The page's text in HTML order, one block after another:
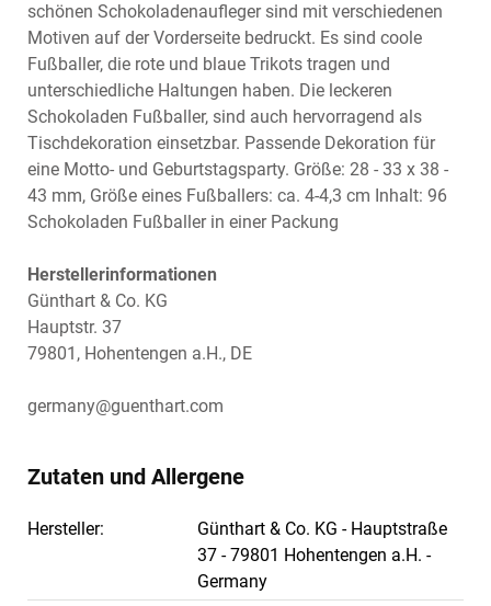
schönen Schokoladenaufleger sind mit verschiedenen
Motiven auf der Vorderseite bedruckt. Es sind coole
Fußballer, die rote und blaue Trikots tragen und
unterschiedliche Haltungen haben. Die leckeren
Schokoladen Fußballer, sind auch hervorragend als
Tischdekoration einsetzbar. Passende Dekoration für
eine Motto- und Geburtstagsparty. Größe: 28 - 33 x 38 -
43 mm, Größe eines Fußballers: ca. 4-4,3 cm Inhalt: 96
Schokoladen Fußballer in einer Packung
Herstellerinformationen
Günthart & Co. KG
Hauptstr. 37
79801, Hohentengen a.H., DE
germany@guenthart.com
Zutaten und Allergene
Hersteller:
Günthart & Co. KG - Hauptstraße
37 - 79801 Hohentengen a.H. -
Germany